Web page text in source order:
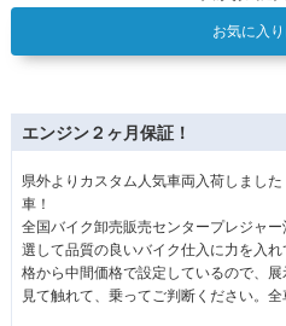
お気に入
エンジン２ヶ月保証！
県外よりカスタム人気車両入荷しまし
車！
全国バイク卸売販売センタープレジャ
選して品質の良いバイク仕入に力を入
格から中間価格で設定しているので、
見て触れて、乗ってご判断ください。全